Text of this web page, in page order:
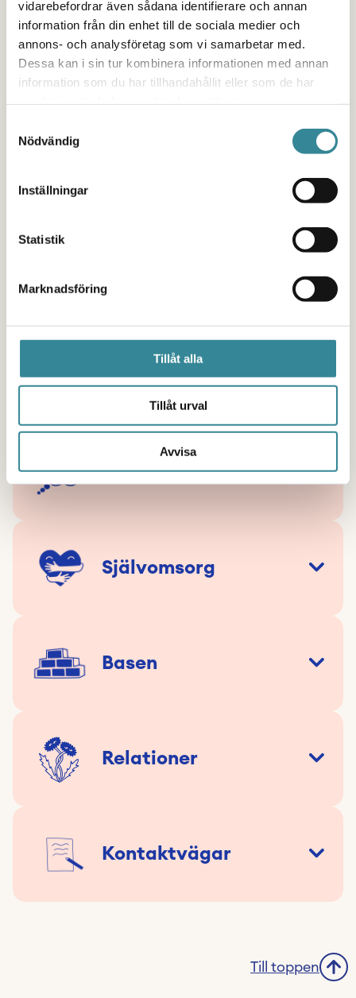
vidarebefordrar även sådana identifierare och annan
information från din enhet till de sociala medier och
annons- och analysföretag som vi samarbetar med.
Dessa kan i sin tur kombinera informationen med annan
information som du har tillhandahållit eller som de har
Nödvändig
Inställningar
Statistik
Marknadsföring
Tillåt alla
Tillåt urval
Avvisa
Nedstämdhet
Ångest
Förändringar
Tankar
Självomsorg
Basen
Relationer
Kontaktvägar
Till toppen